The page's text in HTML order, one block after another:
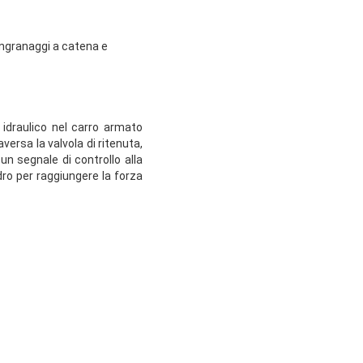
a catena e
nel carro armato
la valvola di ritenuta,
segnale di controllo alla
per raggiungere la forza